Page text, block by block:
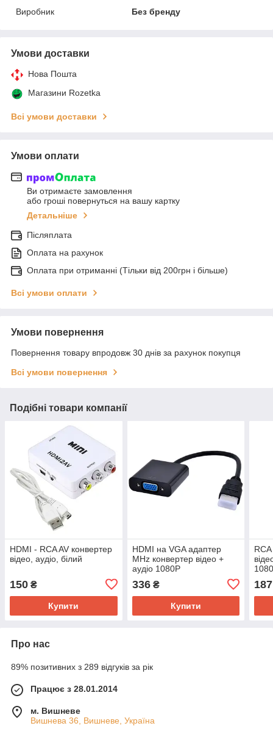
Виробник
Без бренду
Умови доставки
Нова Пошта
Магазини Rozetka
Всі умови доставки
Умови оплати
Ви отримаєте замовлення
або гроші повернуться на вашу картку
Детальніше
Післяплата
Оплата на рахунок
Оплата при отриманні (Тільки від 200грн і більше)
Всі умови оплати
Умови повернення
Повернення товару впродовж 30 днів за рахунок покупця
Всі умови повернення
Подібні товари компанії
HDMI - RCA AV конвертер
відео, аудіо, білий
150 ₴
Купити
HDMI на VGA адаптер
MHz конвертер відео +
аудіо 1080P
336₴
Купити
187
Про нас
89% позитивних з 289 відгуків за рік
Працює з 28.01.2014
м. Вишневе
Вишнева 36, Вишневе, Україна